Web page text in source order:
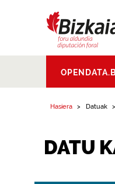
Aldundia.
Foral de
Hasiera Datuak
DATU